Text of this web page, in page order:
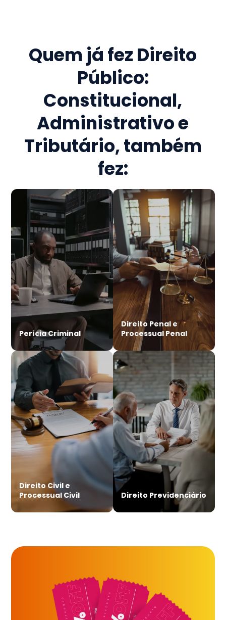
Quem já fez Direito
Público:
Constitucional,
Administrativo e
Tributário, também
fez:
Perícia Criminal
Direito Penal e
Processual Penal
Direito Civil e
Processual Civil
Direito Previdenciário